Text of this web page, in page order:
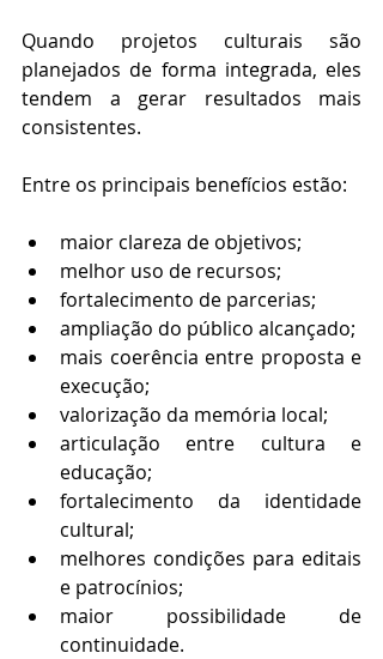
Quando projetos culturais são
planejados de forma integrada, eles
tendem a gerar resultados mais
consistentes.
Entre os principais benefícios estão:
maior clareza de objetivos;
melhor uso de recursos;
fortalecimento de parcerias;
ampliação do público alcançado;
mais coerência entre proposta e
execução;
valorização da memória local;
articulação entre cultura e
educação;
fortalecimento da identidade
cultural;
melhores condições para editais
e patrocínios;
maior possibilidade de
continuidade.